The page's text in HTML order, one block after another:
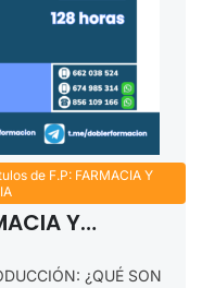
de F.P: FARMACIA Y
FP PRUEBAS
Y
¿QUÉ SON